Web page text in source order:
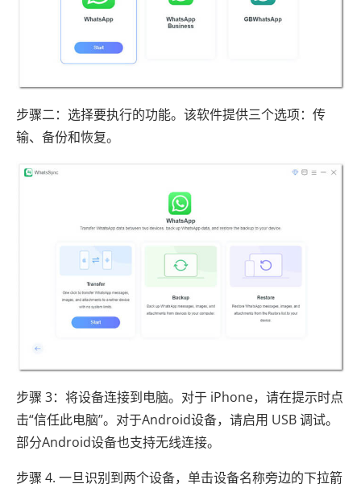
步骤二：选择要执行的功能。该软件提供三个选项：传
输、备份和恢复。
步骤 3：将设备连接到电脑。对于 iPhone，请在提示时点
击“信任此电脑”。对于Android设备，请启用 USB 调试。
部分Android设备也支持无线连接。
步骤 4. 一旦识别到两个设备，单击设备名称旁边的下拉箭